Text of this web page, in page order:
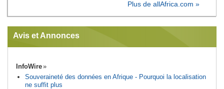
Plus de allAfrica.com »
Avis et Annonces
InfoWire
Souveraineté des données en Afrique - Pourquoi la localisation
ne suffit plus